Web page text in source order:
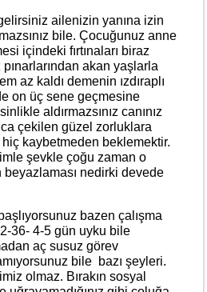
ailenizin yanına izin
bile. Çocuğunuz anne
içindeki fırtınaları biraz
akan yaşlarla
az kaldı demenin ızdıraplı
on üç sene geçmesine
aldırmazsınız canınız
çekilen güzel zorluklara
kaybetmeden beklemektir.
şevkle çoğu zaman o
nedirki devede
bazen çalışma
36- 4-5 gün uyku bile
aç susuz görev
bile bazı şeyleri.
olmaz. Bırakın sosyal